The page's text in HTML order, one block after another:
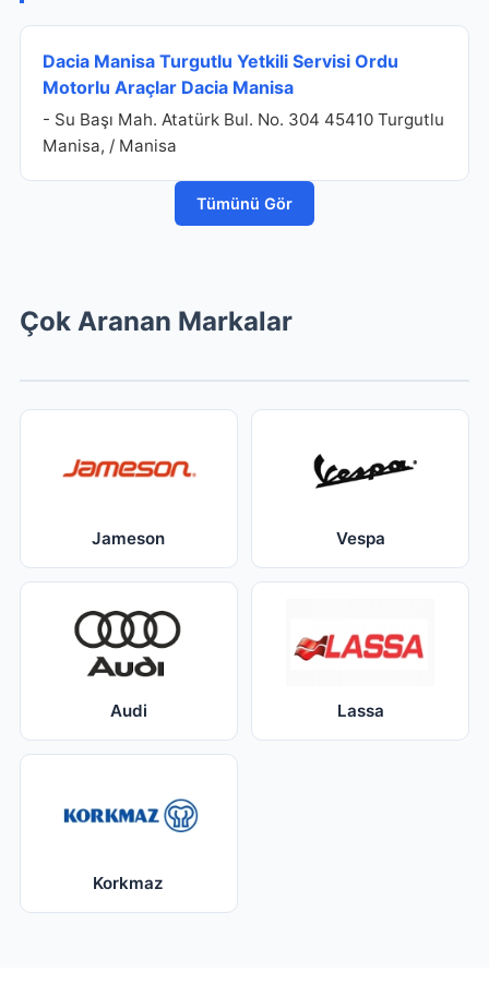
Dacia Manisa Turgutlu Yetkili Servisi Ordu
Motorlu Araçlar Dacia Manisa
- Su Başı Mah. Atatürk Bul. No. 304 45410 Turgutlu
Manisa, / Manisa
Tümünü Gör
Çok Aranan Markalar
Jameson Vespa
Audi Lassa
Korkmaz